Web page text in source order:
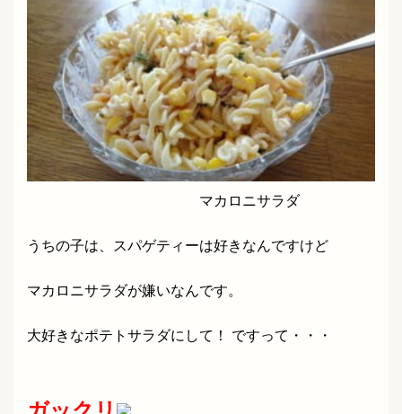
マカロニサラダ
うちの子は、スパゲティーは好きなんですけど
マカロニサラダが嫌いなんです。
大好きなポテトサラダにして！ ですって・・・